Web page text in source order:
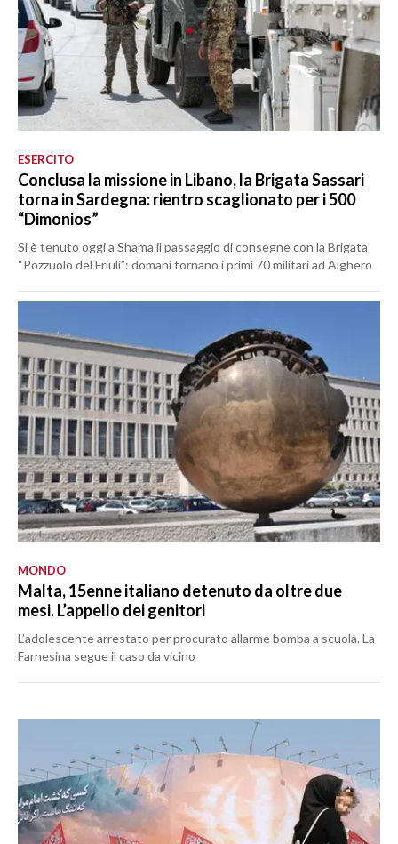
ESERCITO
Conclusa la missione in Libano, la Brigata Sassari
torna in Sardegna: rientro scaglionato per i 500
“Dimonios”
Si è tenuto oggi a Shama il passaggio di consegne con la Brigata
“Pozzuolo del Friuli”: domani tornano i primi 70 militari ad Alghero
MONDO
Malta, 15enne italiano detenuto da oltre due
mesi. L’appello dei genitori
L’adolescente arrestato per procurato allarme bomba a scuola. La
Farnesina segue il caso da vicino